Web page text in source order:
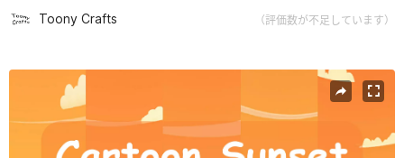
Toony Crafts （評価数が不足しています）
現在のスライド：1 / 6